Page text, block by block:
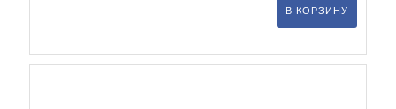
В КОРЗИНУ